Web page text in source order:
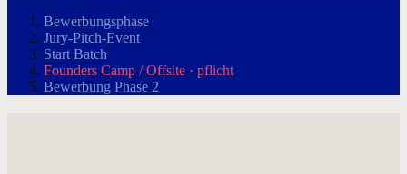
Bewerbungsphase
Jury-Pitch-Event
Start Batch
Founders Camp / Offsite · pflicht
Bewerbung Phase 2